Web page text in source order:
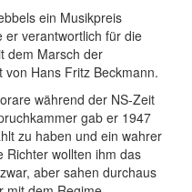
ein Musikpreis
er verantwortlich für die
dem Marsch der
Hans Fritz Beckmann.
während der NS-Zeit
gab er 1947
zu haben und ein wahrer
Richter wollten ihm das
aber sahen durchaus